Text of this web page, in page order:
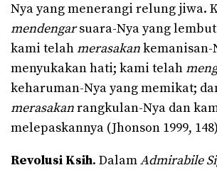
Nya yang menerangi relung jiwa.
mendengarsuara-Nya yang
kami telahmerasakankemanisan-
menyukakan hati; kami telah
keharuman-Nya yang memikat;
merasakanrangkulan-Nya dan
melepaskannya (Jhonson 1999,
Revolusi Ksih. DalamAdmirabile